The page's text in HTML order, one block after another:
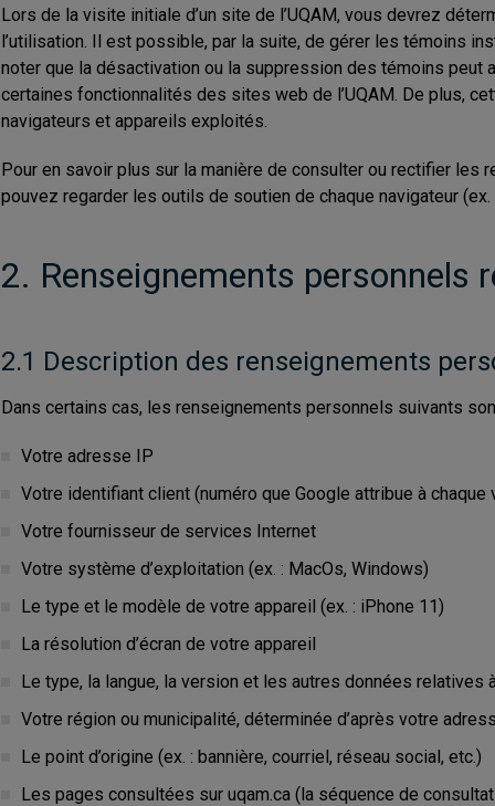
Lors de la visite initiale d’un site de l’UQAM, vous devrez
l’utilisation. Il est possible, par la suite, de gérer les témoins
noter que la désactivation ou la suppression des témoins peut
certaines fonctionnalités des sites web de l’UQAM. De plus,
navigateurs et appareils exploités.
Pour en savoir plus sur la manière de consulter ou rectifier les
pouvez regarder les outils de soutien de chaque navigateur (ex.
2. Renseignements personnels
2.1 Description des renseignements
Dans certains cas, les renseignements personnels suivants
Votre adresse IP
Votre identifiant client (numéro que Google attribue à
Votre fournisseur de services Internet
Votre système d’exploitation (ex. : MacOs, Windows)
Le type et le modèle de votre appareil (ex. : iPhone 11)
La résolution d’écran de votre appareil
Le type, la langue, la version et les autres données relatives
Votre région ou municipalité, déterminée d’après votre
Le point d’origine (ex. : bannière, courriel, réseau social, etc.)
Les pages consultées sur uqam.ca (la séquence de